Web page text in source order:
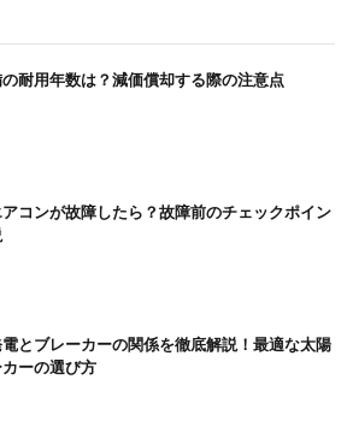
耐用年数は？減価償却する際の注意点
コンが故障したら？故障前のチェックポイン
とブレーカーの関係を徹底解説！最適な太陽
ーの選び方